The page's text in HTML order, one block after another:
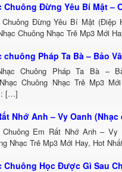
Chuông Đừng Yêu Bí Mật –
Chuông Đừng Yêu Bí Mật (Điệp
Chuông Nhạc Trẻ Mp3 Mới
chuông Pháp Ta Bà – Bảo
Chuông Pháp Ta Bà –
Chuông Nhạc Trẻ Mp3
[…]
Nhớ Anh – Vy Oanh
Chuông Em Rất Nhớ Anh – Vy
Nhạc Trẻ Mp3 Mới Hay, Hot
Chuông Học Được Gì Sau